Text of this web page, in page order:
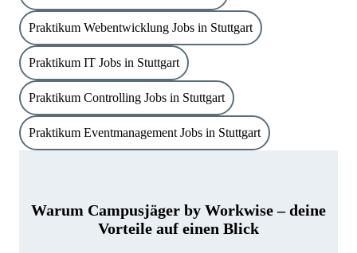
Praktikum Webentwicklung Jobs in Stuttgart
Praktikum IT Jobs in Stuttgart
Praktikum Controlling Jobs in Stuttgart
Praktikum Eventmanagement Jobs in Stuttgart
Warum Campusjäger by Workwise – deine
Vorteile auf einen Blick